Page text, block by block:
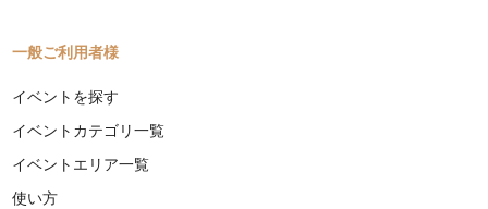
一般ご利用者様
イベントを探す
イベントカテゴリ一覧
イベントエリア一覧
使い方